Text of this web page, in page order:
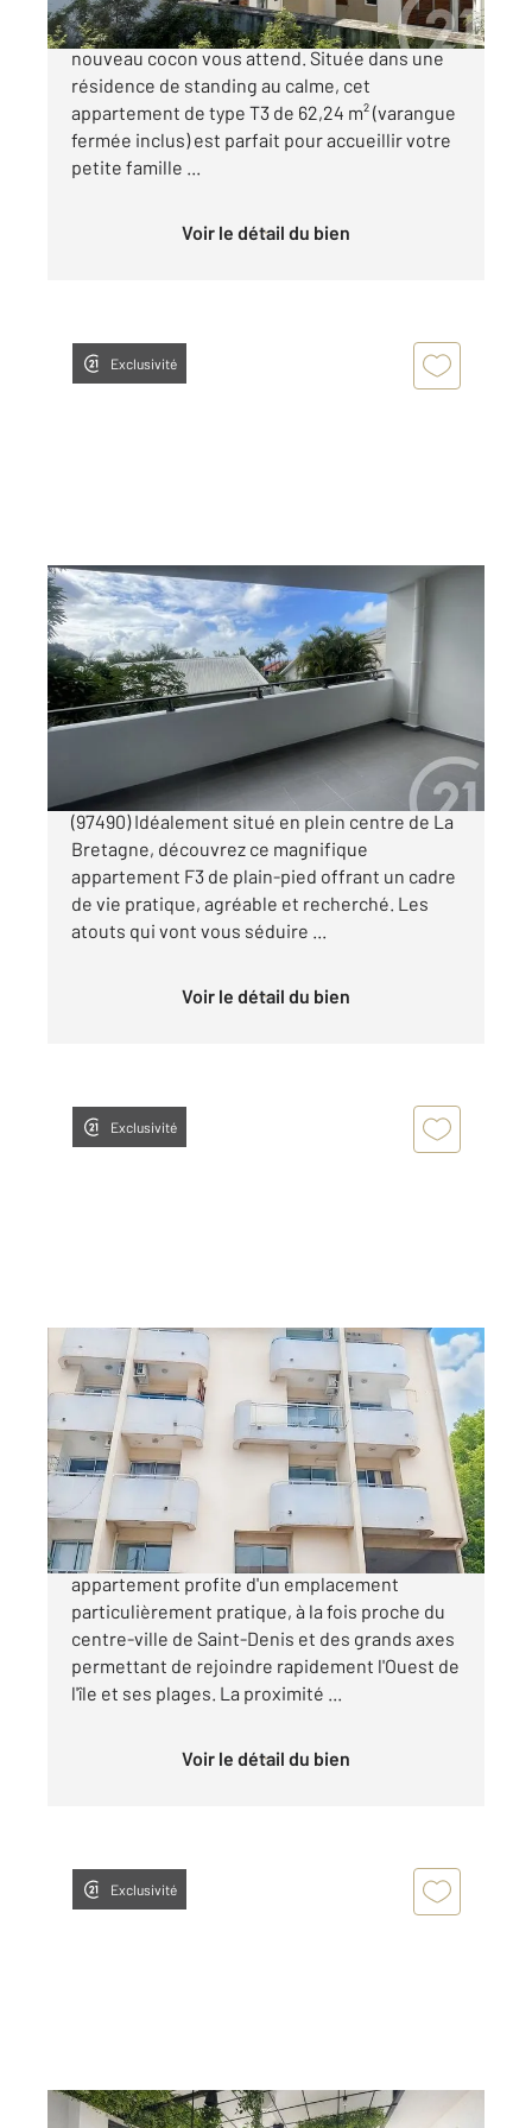
À deux pas du centre de La Montagne, votre
nouveau cocon vous attend. Située dans une
résidence de standing au calme, cet
appartement de type T3 de 62,24 m² (varangue
fermée inclus) est parfait pour accueillir votre
petite famille ...
Voir le détail du bien
Exclusivité
ST DENIS 974
64,80 m2, 3 pièces
Ref : 14887
Appartement F3 à vendre
189 435 €
À VENDRE Superbe F3 au cœur de La Bretagne
(97490) Idéalement situé en plein centre de La
Bretagne, découvrez ce magnifique
appartement F3 de plain-pied offrant un cadre
de vie pratique, agréable et recherché. Les
atouts qui vont vous séduire ...
Voir le détail du bien
Exclusivité
ST DENIS 974
33 m 2, 1 pièce
Ref : 14720
Appartement F1 à vendre
99 000 €
Dans le quartier de La Source, cet
appartement profite d'un emplacement
particulièrement pratique, à la fois proche du
centre-ville de Saint-Denis et des grands axes
permettant de rejoindre rapidement l'Ouest de
l'île et ses plages. La proximité ...
Voir le détail du bien
Exclusivité